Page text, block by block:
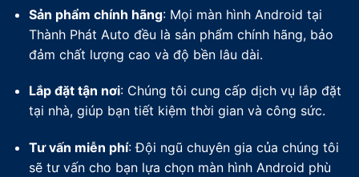
Sản phẩm chính hãng: Mọi màn hình Android tại
Thành Phát Auto đều là sản phẩm chính hãng, bảo
đảm chất lượng cao và độ bền lâu dài.
Lắp đặt tận nơi: Chúng tôi cung cấp dịch vụ lắp đặt
tại nhà, giúp bạn tiết kiệm thời gian và công sức.
Tư vấn miễn phí: Đội ngũ chuyên gia của chúng tôi
sẽ tư vấn cho bạn lựa chọn màn hình Android phù